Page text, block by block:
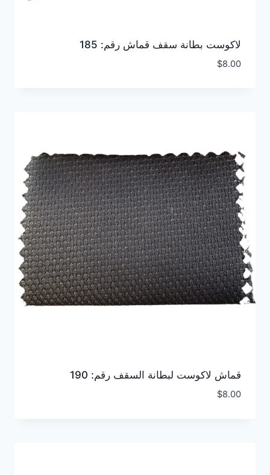
لاكوست بطانة سقف قماش رقم: 185
$8.00
قماش لاكوست لبطانة السقف رقم: 190
$8.00